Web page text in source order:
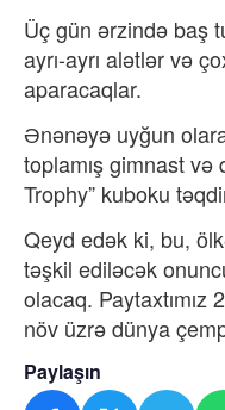
Üç gün ərzində baş
ayrı-ayrı alətlər və
aparacaqlar.
Ənənəyə uyğun
toplamış gimnast və
Trophy” kuboku
Qeyd edək ki, bu,
təşkil ediləcək
olacaq.
növ üzrə dünya
Paylaşın